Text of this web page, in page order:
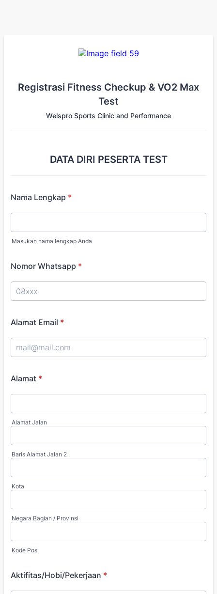
Registrasi Fitness Checkup & VO2 Max
Test
Welspro Sports Clinic and Performance
DATA DIRI PESERTA TEST
Nama Lengkap *
Masukan nama lengkap Anda
Nomor Whatsapp *
Alamat Email *
Alamat *
Alamat Jalan
Baris Alamat Jalan 2
Kota
Negara Bagian / Provinsi
Kode Pos
Aktifitas/Hobi/Pekerjaan *